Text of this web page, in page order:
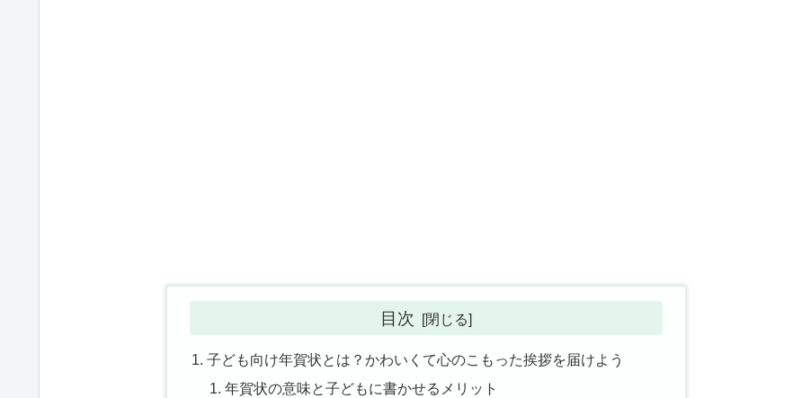
目次
子ども向け年賀状とは？かわいくて心のこもった挨拶を届けよう
年賀状の意味と子どもに書かせるメリット